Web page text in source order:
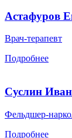
Астафуров
Врач-терапевт
Подробнее
Суслин
Фельдшер-
Подробнее